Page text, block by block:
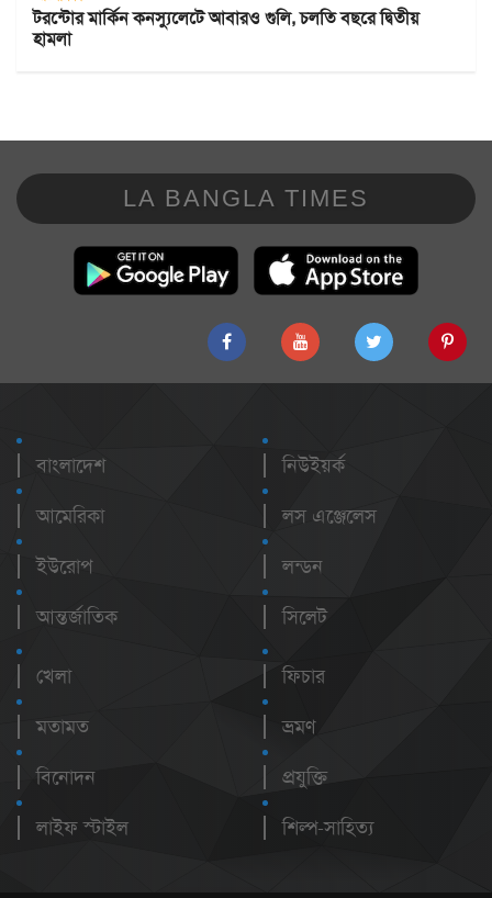
টরন্টোর মার্কিন কনস্যুলেটে আবারও গুলি, চলতি বছরে দ্বিতীয়
হামলা
LA BANGLA TIMES
বাংলাদেশ
আমেরিকা
ইউরোপ
আন্তর্জাতিক
নিউইয়র্ক
লস এঞ্জেলেস
লন্ডন
সিলেট
খেলা
মতামত
বিনোদন
লাইফ স্টাইল
ফিচার
ভ্রমণ
প্রযুক্তি
শিল্প-সাহিত্য